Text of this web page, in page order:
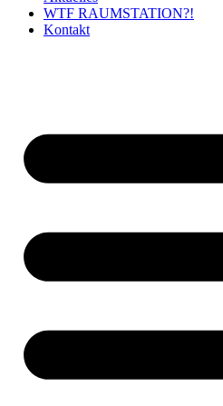
WTF RAUMSTATION?!
Kontakt